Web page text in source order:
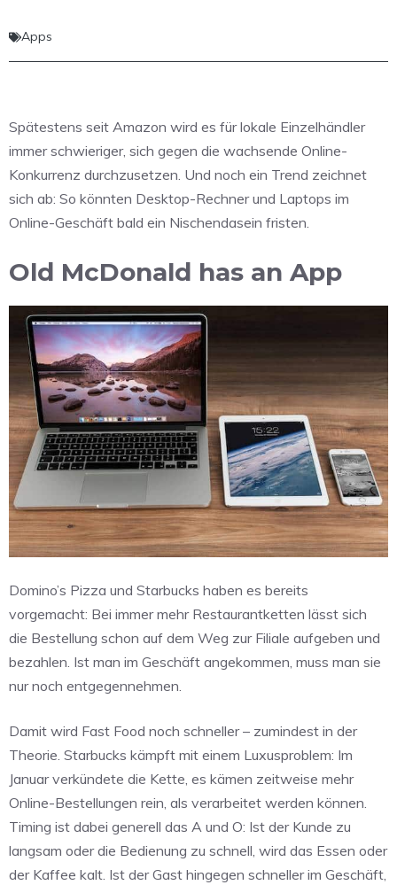
Apps
Spätestens seit Amazon wird es für lokale Einzelhändler
immer schwieriger, sich gegen die wachsende Online-
Konkurrenz durchzusetzen. Und noch ein Trend zeichnet
sich ab: So könnten Desktop-Rechner und Laptops im
Online-Geschäft bald ein Nischendasein fristen.
Old McDonald has an App
Domino’s Pizza und Starbucks haben es bereits
vorgemacht: Bei immer mehr Restaurantketten lässt sich
die Bestellung schon auf dem Weg zur Filiale aufgeben und
bezahlen. Ist man im Geschäft angekommen, muss man sie
nur noch entgegennehmen.
Damit wird Fast Food noch schneller – zumindest in der
Theorie. Starbucks kämpft mit einem Luxusproblem: Im
Januar verkündete die Kette, es kämen zeitweise mehr
Online-Bestellungen rein, als verarbeitet werden können.
Timing ist dabei generell das A und O: Ist der Kunde zu
langsam oder die Bedienung zu schnell, wird das Essen oder
der Kaffee kalt. Ist der Gast hingegen schneller im Geschäft,